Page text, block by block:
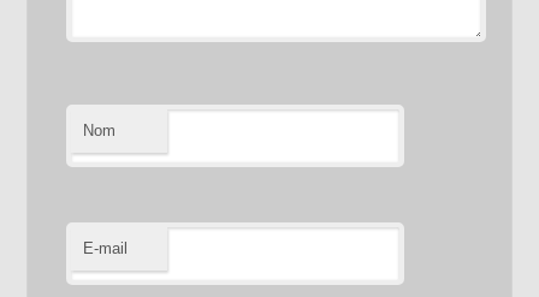
Nom
E-mail